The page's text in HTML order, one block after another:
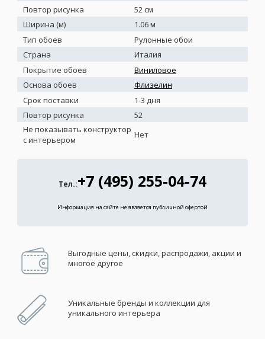
Повтор рисунка
52 см
Ширина (м)
1.06 м
Тип обоев
Рулонные обои
Страна
Италия
Покрытие обоев
Виниловое
Основа обоев
Флизелин
Срок поставки
1-3 дня
Повтор рисунка
52
Не показывать конструктор
с интерьером
Нет
Тел.:+7 (495) 255-04-74
Информация на сайте не является публичной офертой
Выгодные цены, скидки, распродажи, акции и
многое другое
Уникальные бренды и коллекции для
уникального интерьера